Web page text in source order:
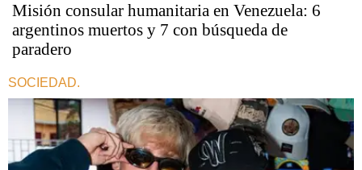
Misión consular humanitaria en Venezuela: 6
argentinos muertos y 7 con búsqueda de
paradero
SOCIEDAD.